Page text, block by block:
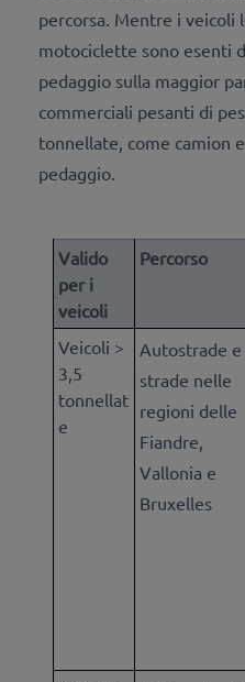
percorsa. Mentre i veicoli
motociclette sono esenti
pedaggio sulla maggior
commerciali pesanti di
tonnellate, come camion
pedaggio.
Valido
per i
veicoli
Percorso
Veicoli >
3,5
tonnellat
e
Autostrade e
strade nelle
regioni delle
Fiandre,
Vallonia e
Bruxelles